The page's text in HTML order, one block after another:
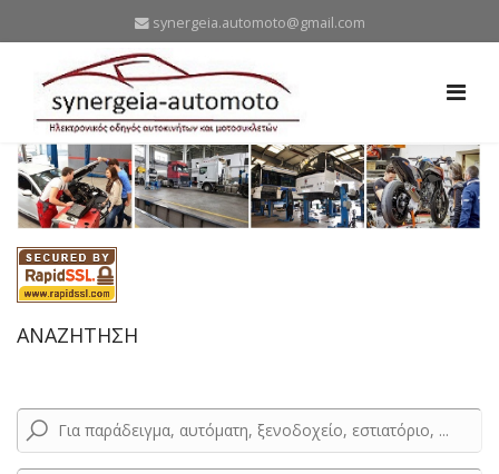
synergeia.automoto@gmail.com
ΑΝΑΖΗΤΗΣΗ